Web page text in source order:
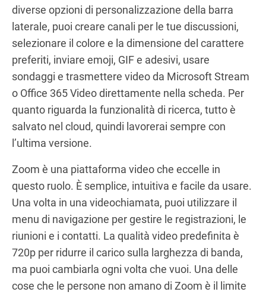
diverse opzioni di personalizzazione della barra
laterale, puoi creare canali per le tue discussioni,
selezionare il colore e la dimensione del carattere
preferiti, inviare emoji, GIF e adesivi, usare
sondaggi e trasmettere video da Microsoft Stream
o Office 365 Video direttamente nella scheda. Per
quanto riguarda la funzionalità di ricerca, tutto è
salvato nel cloud, quindi lavorerai sempre con
l’ultima versione.
Zoom è una piattaforma video che eccelle in
questo ruolo. È semplice, intuitiva e facile da usare.
Una volta in una videochiamata, puoi utilizzare il
menu di navigazione per gestire le registrazioni, le
riunioni e i contatti. La qualità video predefinita è
720p per ridurre il carico sulla larghezza di banda,
ma puoi cambiarla ogni volta che vuoi. Una delle
cose che le persone non amano di Zoom è il limite